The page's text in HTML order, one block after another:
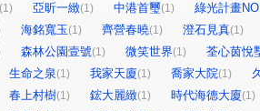
(1) 亞昕一緻(1) 中港首璽(1)
綠光計畫
海銘寬玉(1) 齊營春曉(1) 澄石見真(1)
森林公園壹號(1) 微笑世界(1)
荃心茵悅
生命之泉(1) 我家天廈(1) 喬家大院(1)
春上村樹(1) 鋐大麗緻(1) 時代海德大廈(1)